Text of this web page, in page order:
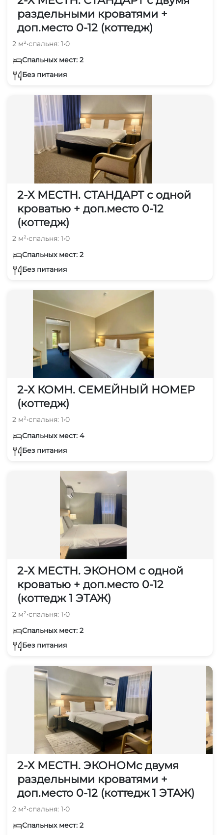
раздельными кроватями +
доп.место 0-12 (коттедж)
2 м²•спальня: 1•0
Спальных мест: 2
Без питания
2-Х МЕСТН. СТАНДАРТ с одной
кроватью + доп.место 0-12
(коттедж)
2 м²•спальня: 1•0
Спальных мест: 2
Без питания
2-Х КОМН. СЕМЕЙНЫЙ НОМЕР
(коттедж)
2 м²•спальня: 1•0
Спальных мест: 4
Без питания
2-Х МЕСТН. ЭКОНОМ с одной
кроватью + доп.место 0-12
(коттедж 1 ЭТАЖ)
2 м²•спальня: 1•0
Спальных мест: 2
Без питания
2-Х МЕСТН. ЭКОНОМс двумя
раздельными кроватями +
доп.место 0-12 (коттедж 1 ЭТАЖ)
2 м²•спальня: 1•0
Спальных мест: 2